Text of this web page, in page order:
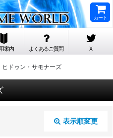
カート
案内 よくあるご質問 X
ヒドゥン・サモナーズ
表示順変更